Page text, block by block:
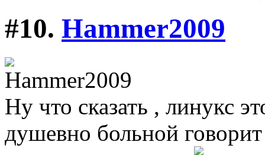
#10. Hammer2009
Ну что сказать , линукс
душевно больной